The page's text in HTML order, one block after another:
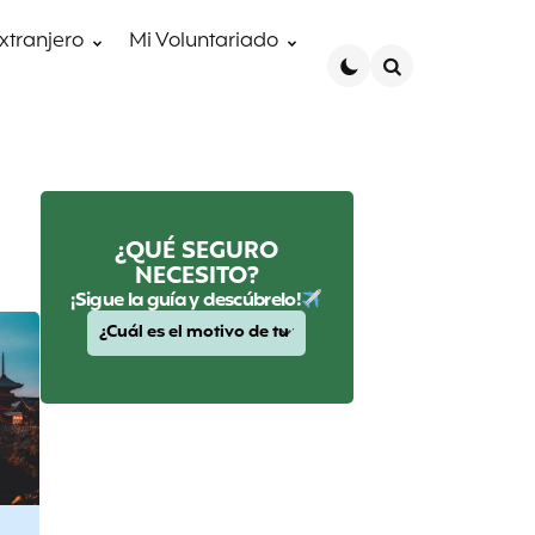
Mi Voluntariado
¿QUÉ SEGURO
NECESITO?
¡Sigue la guía y descúbrelo!